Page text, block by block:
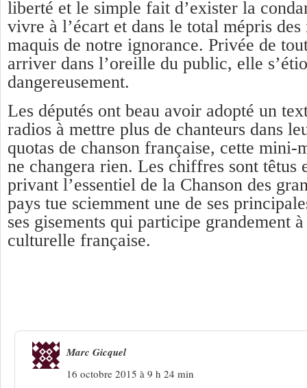
liberté et le simple fait d’exister la
vivre à l’écart et dans le total mépris des
maquis de notre ignorance. Privée de
arriver dans l’oreille du public, elle
dangereusement.
Les députés ont beau avoir adopté un
radios à mettre plus de chanteurs dans
quotas de chanson française, cette mini-
ne changera rien. Les chiffres sont têtus
privant l’essentiel de la Chanson des
pays tue sciemment une de ses
ses gisements qui participe grandement
culturelle française.
Marc Gicquel
16 octobre 2015 à 9 h 24 min